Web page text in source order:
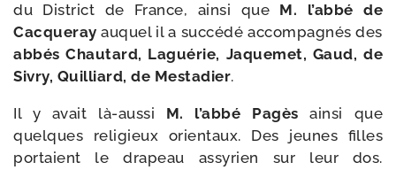
du District de France, ain­si que M. l’abbé de
Cacqueray auquel il a suc­cé­dé accom­pa­gnés des
abbés Chautard, Laguérie, Jaquemet, Gaud, de
Sivry, Quilliard, de Mestadier.
Il y avait là-​aussi M. l’abbé Pagès ain­si que
quelques reli­gieux orien­taux. Des jeunes filles
por­taient le dra­peau assy­rien sur leur dos.